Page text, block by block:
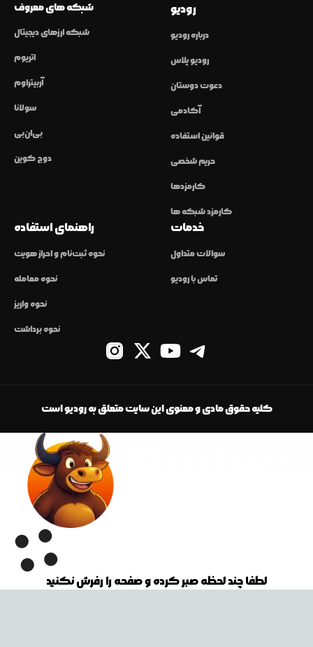
شبکه های معروف
شبکه ارزهای دیجیتال
اتریوم
آربیتراوم
سولانا
بی‌ان‌بی
دوج کوین
رودیو
درباره رودیو
رودیو پلاس
دعوت دوستان
آکادمی
قوانین استفاده
حریم شخصی
کارمزدها
کارمزد شبکه ها
راهنمای استفاده
نحوه ثبت‌نام و احراز هویت
نحوه معامله
نحوه واریز
نحوه برداشت
خدمات
سوالات متداول
تماس با رودیو
کلیه حقوق مادی و معنوی این سایت متعلق به رودیو است
لطفا چند لحظه صبر کرده و صفحه را رفرش نکنید